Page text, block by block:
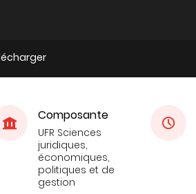
Composante
UFR Sciences
juridiques,
économiques,
politiques et de
gestion